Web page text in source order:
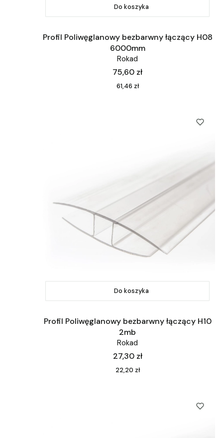
Do koszyka
Profil Poliwęglanowy bezbarwny łączący H08
6000mm
Rokad
Cena
75,60 zł
Cena
61,46 zł
Do koszyka
Profil Poliwęglanowy bezbarwny łączący H10
2mb
Rokad
Cena
27,30 zł
Cena
22,20 zł